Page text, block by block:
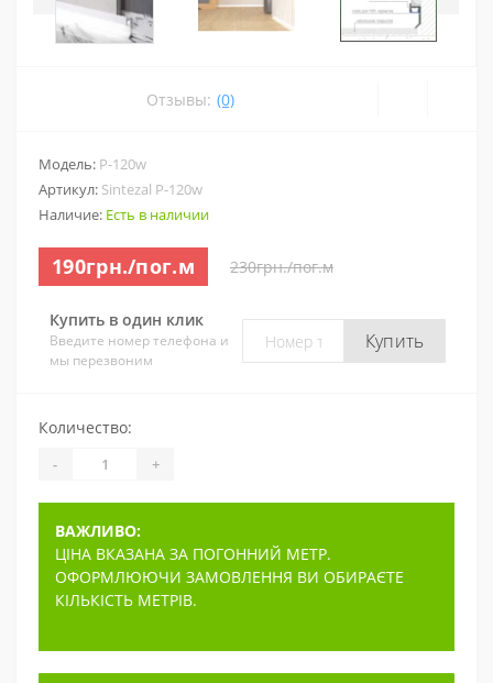
Отзывы: (0)
Модель: P-120w
Артикул: Sintezal P-120w
Наличие: Есть в наличии
190грн./пог.м 230грн./пог.м
Купить в один клик
Введите номер телефона и
мы перезвоним
Купить
Количество:
- +
ВАЖЛИВО:
ЦІНА ВКАЗАНА ЗА ПОГОННИЙ МЕТР.
ОФОРМЛЮЮЧИ ЗАМОВЛЕННЯ ВИ ОБИРАЄТЕ
КІЛЬКІСТЬ МЕТРІВ.